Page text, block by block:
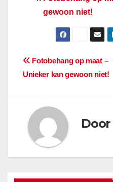
gewoon niet!
Fotobehang op maat –
Unieker kan gewoon niet!
Door